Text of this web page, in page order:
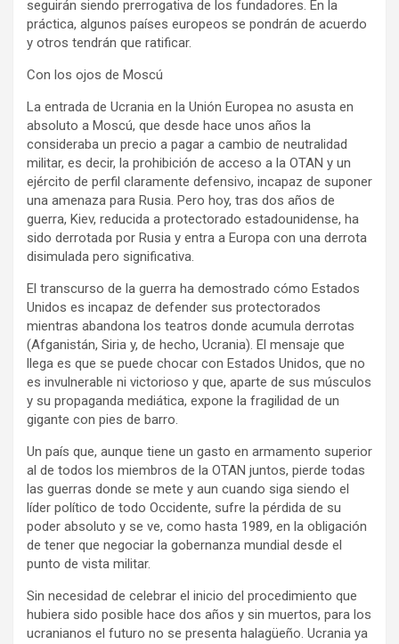
seguirán siendo prerrogativa de los fundadores. En la
práctica, algunos países europeos se pondrán de acuerdo
y otros tendrán que ratificar.
Con los ojos de Moscú
La entrada de Ucrania en la Unión Europea no asusta en
absoluto a Moscú, que desde hace unos años la
consideraba un precio a pagar a cambio de neutralidad
militar, es decir, la prohibición de acceso a la OTAN y un
ejército de perfil claramente defensivo, incapaz de suponer
una amenaza para Rusia. Pero hoy, tras dos años de
guerra, Kiev, reducida a protectorado estadounidense, ha
sido derrotada por Rusia y entra a Europa con una derrota
disimulada pero significativa.
El transcurso de la guerra ha demostrado cómo Estados
Unidos es incapaz de defender sus protectorados
mientras abandona los teatros donde acumula derrotas
(Afganistán, Siria y, de hecho, Ucrania). El mensaje que
llega es que se puede chocar con Estados Unidos, que no
es invulnerable ni victorioso y que, aparte de sus músculos
y su propaganda mediática, expone la fragilidad de un
gigante con pies de barro.
Un país que, aunque tiene un gasto en armamento superior
al de todos los miembros de la OTAN juntos, pierde todas
las guerras donde se mete y aun cuando siga siendo el
líder político de todo Occidente, sufre la pérdida de su
poder absoluto y se ve, como hasta 1989, en la obligación
de tener que negociar la gobernanza mundial desde el
punto de vista militar.
Sin necesidad de celebrar el inicio del procedimiento que
hubiera sido posible hace dos años y sin muertos, para los
ucranianos el futuro no se presenta halagüeño. Ucrania ya